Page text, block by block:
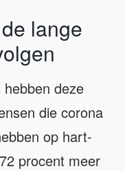
lange
deze
die corona
op hart-
procent meer